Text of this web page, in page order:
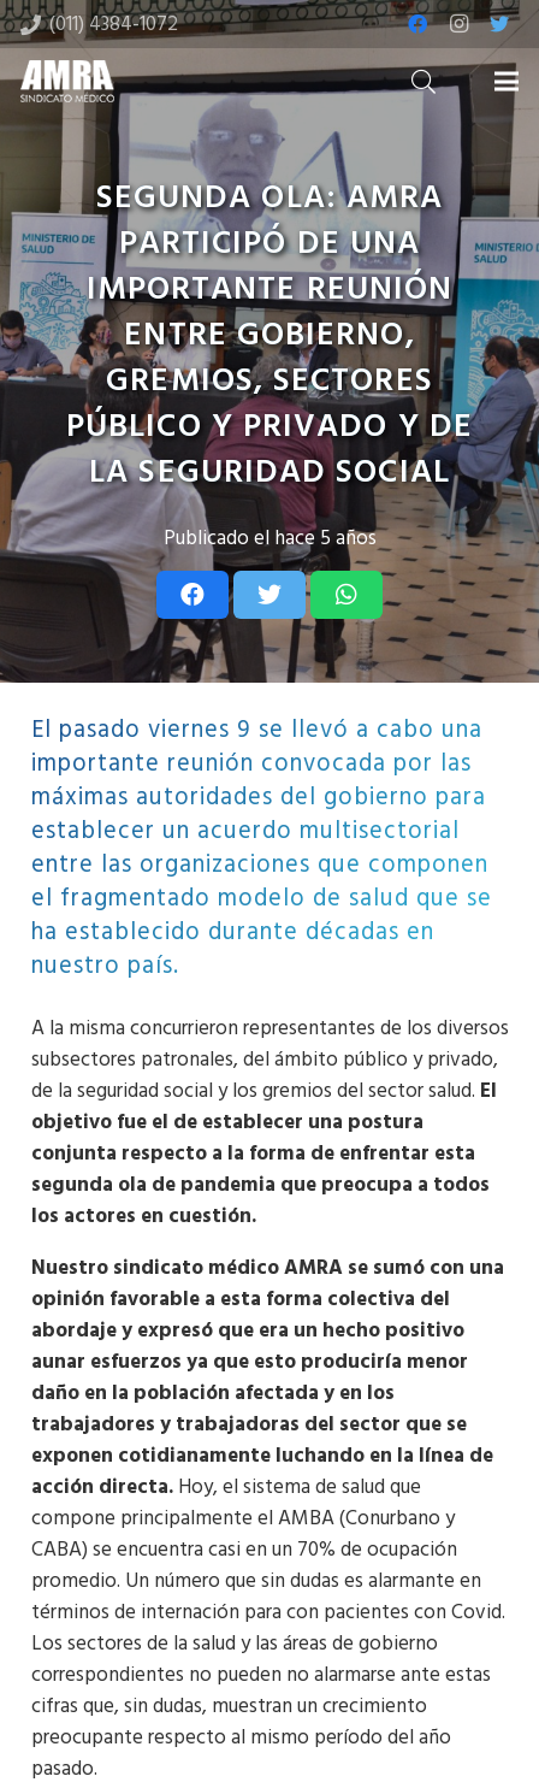
(011) 4384-1072
SEGUNDA OLA: AMRA
PARTICIPÓ DE UNA
IMPORTANTE REUNIÓN
ENTRE GOBIERNO,
GREMIOS, SECTORES
PÚBLICO Y PRIVADO Y DE
LA SEGURIDAD SOCIAL
Publicado elhace 5 años
El pasado viernes 9 se llevó a cabo una
importante reunión convocada por las
máximas autoridades del gobierno para
establecer un acuerdo multisectorial
entre las organizaciones que componen
el fragmentado modelo de salud que se
ha establecido durante décadas en
nuestro país.
A la misma concurrieron representantes de los diversos
subsectores patronales, del ámbito público y privado,
de la seguridad social y los gremios del sector salud. El
objetivo fue el de establecer una postura
conjunta respecto a la forma de enfrentar esta
segunda ola de pandemia que preocupa a todos
los actores en cuestión.
Nuestro sindicato médico AMRA se sumó con una
opinión favorable a esta forma colectiva del
abordaje y expresó que era un hecho positivo
aunar esfuerzos ya que esto produciría menor
daño en la población afectada y en los
trabajadores y trabajadoras del sector que se
exponen cotidianamente luchando en la línea de
acción directa.Hoy, el sistema de salud que
compone principalmente el AMBA (Conurbano y
CABA) se encuentra casi en un 70% de ocupación
promedio. Un número que sin dudas es alarmante en
términos de internación para con pacientes con Covid.
Los sectores de la salud y las áreas de gobierno
correspondientes no pueden no alarmarse ante estas
cifras que, sin dudas, muestran un crecimiento
preocupante respecto al mismo período del año
pasado.